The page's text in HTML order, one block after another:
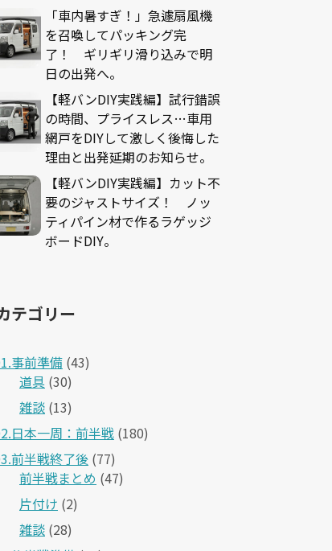
「車内暑すぎ！」急遽扇風機
を召喚してパッキング完
了！ ギリギリ滑り込みで明
日の出発へ。
【軽バンDIY実践編】試行錯誤
の時間、プライスレス…車用
網戸をDIYして激しく後悔した
理由と出発延期のお知らせ。
【軽バンDIY実践編】カット不
要のジャストサイズ！ ノッ
ティパイン材で作るラゲッジ
ボードDIY。
テゴリー
事前準備 (43)
道具 (30)
雑談 (13)
日本一周：前半戦 (180)
前半戦終了後 (77)
前半戦まとめ (47)
片付け (2)
雑談 (28)